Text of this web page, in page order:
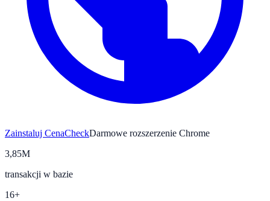
Zainstaluj CenaCheckDarmowe rozszerzenie Chrome
3,85M
transakcji w bazie
16+